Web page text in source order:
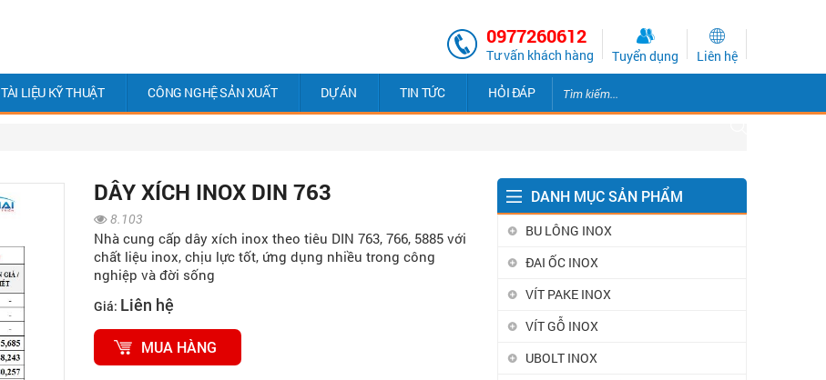
Liên hệ
Tuyển dụng
0977260612
Tư vấn khách hàng
TÀI LIỆU KỸ THUẬT CÔNG NGHỆ SẢN XUẤT DỰ ÁN TIN TỨC HỎI ĐÁP
DÂY XÍCH INOX DIN 763
8.103
Nhà cung cấp dây xích inox theo tiêu DIN 763, 766, 5885 với
chất liệu inox, chịu lực tốt, ứng dụng nhiều trong công
nghiệp và đời sống
Giá: Liên hệ
MUA HÀNG
DANH MỤC SẢN PHẨM
BU LÔNG INOX
ĐAI ỐC INOX
VÍT PAKE INOX
VÍT GỖ INOX
UBOLT INOX